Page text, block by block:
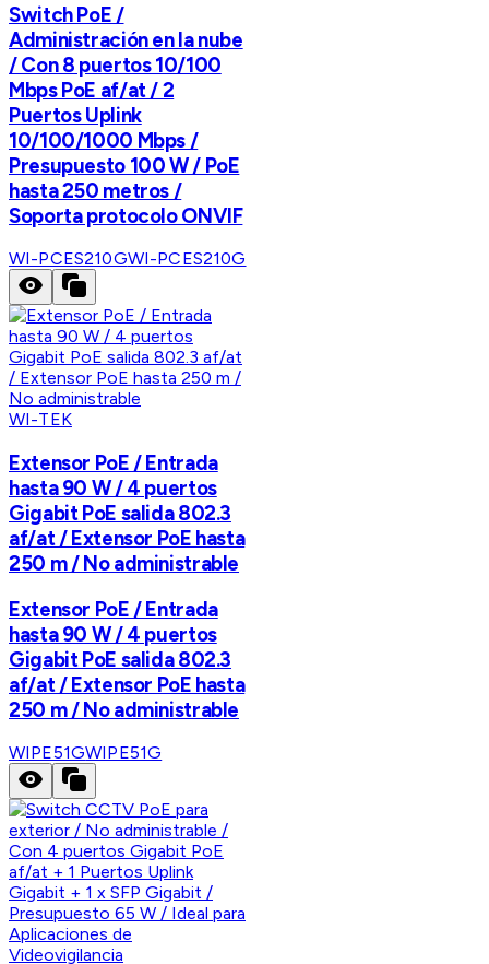
Switch PoE /
Administración en la nube
/ Con 8 puertos 10/100
Mbps PoE af/at / 2
Puertos Uplink
10/100/1000 Mbps /
Presupuesto 100 W / PoE
hasta 250 metros /
Soporta protocolo ONVIF
WI-PCES210GWI-PCES210G
WI-TEK
Extensor PoE / Entrada
hasta 90 W / 4 puertos
Gigabit PoE salida 802.3
af/at / Extensor PoE hasta
250 m / No administrable
Extensor PoE / Entrada
hasta 90 W / 4 puertos
Gigabit PoE salida 802.3
af/at / Extensor PoE hasta
250 m / No administrable
WIPE51GWIPE51G